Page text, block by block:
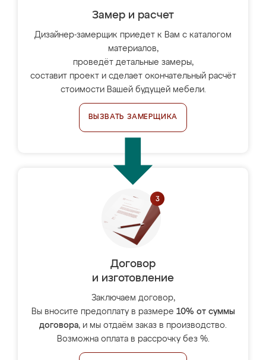
Замер и расчет
Дизайнер-замерщик приедет к Вам с каталогом
материалов,
проведёт детальные замеры,
составит проект и сделает окончательный расчёт
стоимости Вашей будущей мебели.
ВЫЗВАТЬ ЗАМЕРЩИКА
Договор
и изготовление
Заключаем договор,
Вы вносите предоплату в размере 10% от суммы
договора, и мы отдаём заказ в производство.
Возможна оплата в рассрочку без %.